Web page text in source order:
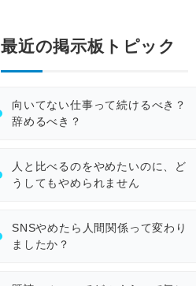
最近の掲示板トピック
向いてない仕事って続けるべき？
辞めるべき？
人と比べるのをやめたいのに、ど
うしてもやめられません
SNSやめたら人間関係って変わり
ましたか？